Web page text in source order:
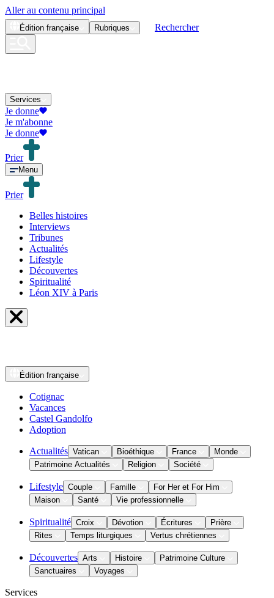
Aller au contenu principal
Édition française Rubriques Rechercher
Services
Je donne
Je m'abonne
Je donne
Prier
Menu
Prier
Belles histoires
Interviews
Tribunes
Actualités
Lifestyle
Découvertes
Spiritualité
Léon XIV à Paris
Édition française
Cotignac
Vacances
Castel Gandolfo
Adoption
Actualités Vatican Bioéthique France
Monde
Patrimoine Actualités
Religion Société
Lifestyle Couple Famille
For Her et For Him
Maison
Santé Vie professionnelle
Spiritualité Croix Dévotion Écritures
Prière
Rites
Temps liturgiques Vertus chrétiennes
Découvertes Arts Histoire
Patrimoine Culture
Sanctuaires
Voyages
Services